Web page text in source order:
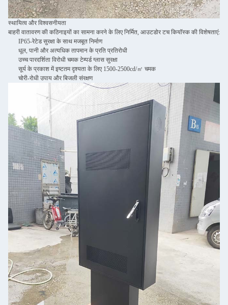
स्थायित्व और विश्वसनीयता
बाहरी वातावरण की कठिनाइयों का सामना करने के लिए निर्मित, आउटडोर टच कियॉस्क की विशेषताएं:
IP65-रेटेड सुरक्षा के साथ मजबूत निर्माण
धूल, पानी और अत्यधिक तापमान के प्रति प्रतिरोधी
उच्च पारदर्शिता विरोधी चमक टेम्पर्ड ग्लास सुरक्षा
सूर्य के प्रकाश में इष्टतम दृश्यता के लिए 1500-2500cd/㎡ चमक
चोरी-रोधी उपाय और बिजली संरक्षण